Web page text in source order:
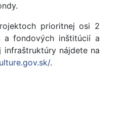
prioritnej osi 2
a fondových inštitúcií a
infraštruktúry nájdete na
.